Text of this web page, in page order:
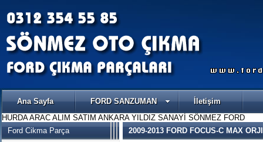
Ana Sayfa FORD SANZUMAN
İletişim
HURDA ARAC ALIM SATIM ANKARA YILDIZ SANAYİ SÖNMEZ FORD
Ford Cikma Parça
2009-2013 FORD FOCUS-C MAX